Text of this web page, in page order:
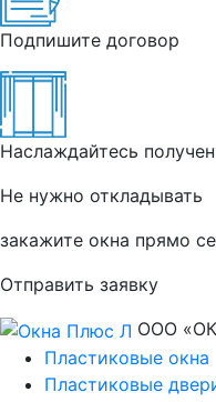
Подпишите договор
Наслаждайтесь
Не нужно откладывать
закажите окна прямо
Отправить заявку
ООО
Пластиковые окна
Пластиковые